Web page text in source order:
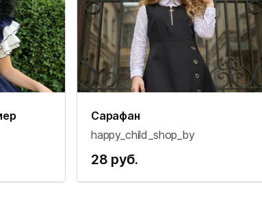
Сарафан
happy_child_shop_by
28 руб.